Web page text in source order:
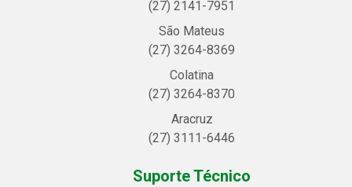
(27) 2141-7951
São Mateus
(27) 3264-8369
Colatina
(27) 3264-8370
Aracruz
(27) 3111-6446
Suporte Técnico